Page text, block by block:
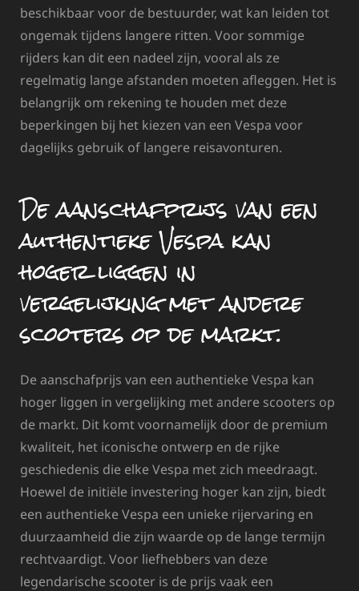
beschikbaar voor de bestuurder, wat kan leiden tot
ongemak tijdens langere ritten. Voor sommige
rijders kan dit een nadeel zijn, vooral als ze
regelmatig lange afstanden moeten afleggen. Het is
belangrijk om rekening te houden met deze
beperkingen bij het kiezen van een Vespa voor
dagelijks gebruik of langere reisavonturen.
De aanschafprijs van een
authentieke Vespa kan
hoger liggen in
vergelijking met andere
scooters op de markt.
De aanschafprijs van een authentieke Vespa kan
hoger liggen in vergelijking met andere scooters op
de markt. Dit komt voornamelijk door de premium
kwaliteit, het iconische ontwerp en de rijke
geschiedenis die elke Vespa met zich meedraagt.
Hoewel de initiële investering hoger kan zijn, biedt
een authentieke Vespa een unieke rijervaring en
duurzaamheid die zijn waarde op de lange termijn
rechtvaardigt. Voor liefhebbers van deze
legendarische scooter is de prijs vaak een